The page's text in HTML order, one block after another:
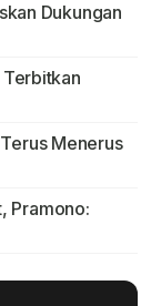
Dukungan
Menerus
Pramono: